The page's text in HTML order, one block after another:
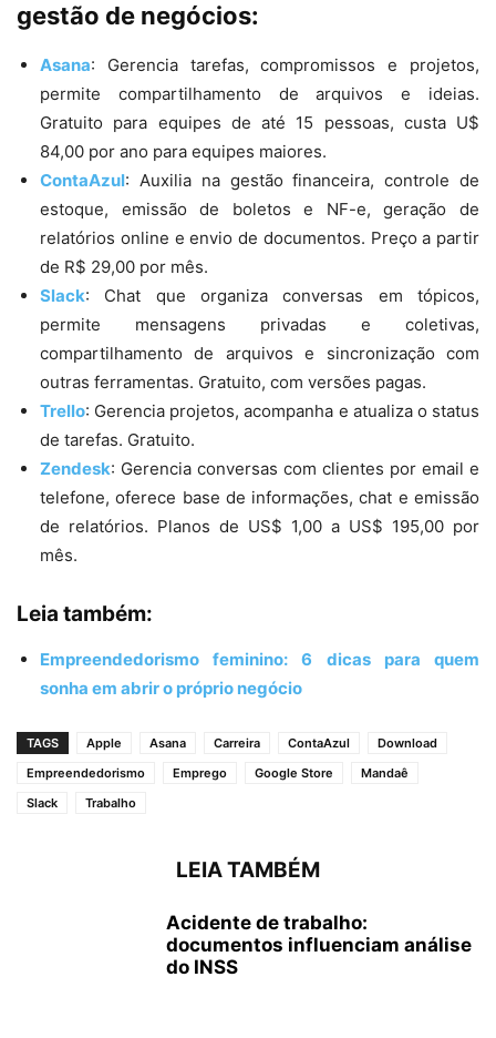
gestão de negócios:
Asana: Gerencia tarefas, compromissos e projetos,
permite compartilhamento de arquivos e ideias.
Gratuito para equipes de até 15 pessoas, custa U$
84,00 por ano para equipes maiores.
ContaAzul: Auxilia na gestão financeira, controle de
estoque, emissão de boletos e NF-e, geração de
relatórios online e envio de documentos. Preço a partir
de R$ 29,00 por mês.
Slack: Chat que organiza conversas em tópicos,
permite mensagens privadas e coletivas,
compartilhamento de arquivos e sincronização com
outras ferramentas. Gratuito, com versões pagas.
Trello: Gerencia projetos, acompanha e atualiza o status
de tarefas. Gratuito.
Zendesk: Gerencia conversas com clientes por email e
telefone, oferece base de informações, chat e emissão
de relatórios. Planos de US$ 1,00 a US$ 195,00 por
mês.
Leia também:
Empreendedorismo feminino: 6 dicas para quem
sonha em abrir o próprio negócio
TAGS Apple Asana Carreira ContaAzul
Download
Empreendedorismo
Emprego Google Store
Mandaê
Slack
Trabalho
LEIA TAMBÉM
Acidente de trabalho:
documentos influenciam análise
do INSS